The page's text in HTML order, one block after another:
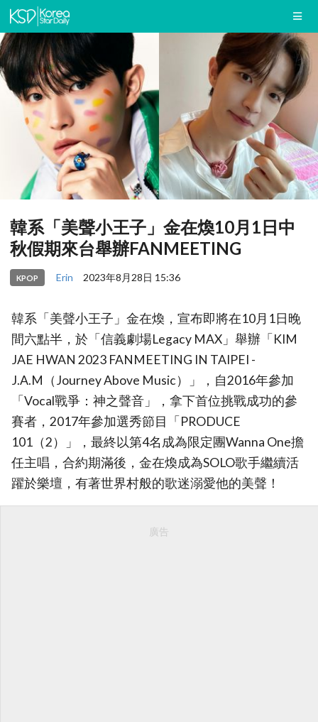
韓系「美聲小王子」金在煥10月1日中
秋假期來台舉辦FANMEETING
KPOP Erin 2023年8月28日 15:36
韓系「美聲小王子」金在煥，宣布即將在10月1日晚
間六點半，於「信義劇場Legacy MAX」舉辦「KIM
JAE HWAN 2023 FANMEETING IN TAIPEI -
J.A.M（Journey Above Music）」，自2016年參加
「Vocal戰爭：神之聲音」，拿下首位挑戰成功的參
賽者，2017年參加選秀節目「PRODUCE
101（2）」，最終以第4名成為限定團Wanna One擔
任主唱，合約期滿後，金在煥成為SOLO歌手繼續活
躍於樂壇，有著世界村般的歌迷溺愛他的美聲！
廣告